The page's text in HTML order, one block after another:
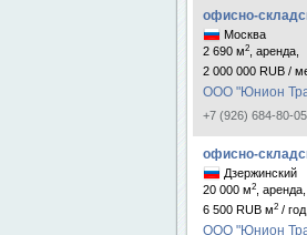
офисно-
Москва
2 690 м2
, аренда,
2 000 000 RUB /
ООО "Юнион
+7 (926) 684-80-05
офисно-
Дзержинский
20 000 м2
, аренда,
6 500 RUB м2 / год
ООО "Юнион